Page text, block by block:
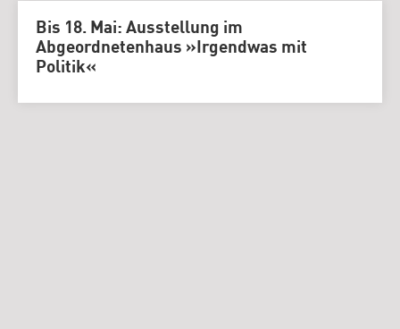
Bis 18. Mai: Ausstellung im
Abgeordnetenhaus »Irgendwas mit
Politik«